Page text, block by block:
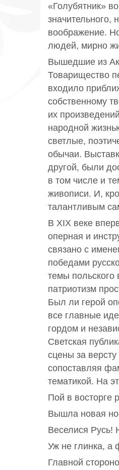
«Голубятник»
значительного,
воображение.
людей, мирно
Вышедшие из
Товарищество
входило
собственному
их
народной
светлые,
обычаи.
другой, были
в том числе и
живописи. И,
талантливым
В XIX веке
оперная и
связано с
победами
темы польского
патриотизм
Был ли герой
все главные
гордом и
Светская
сцены за
сопоставляя
тематикой. На
Пой в восторге
Вышла новая
Веселися
Уж не глинка, а
Главной